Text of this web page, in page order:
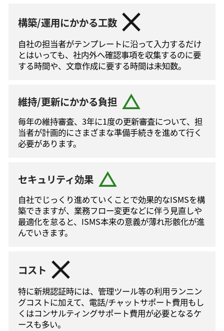
構築/運用にかかる工数
自社の担当者がテンプレートに沿って⼊⼒するだけ
とはいっても、社内外へ確認事項を収集するのに要
する時間や、文章作成に要する時間は未知数。
維持/更新にかかる負担
毎年の維持審査、3年に1度の更新審査について、担
当者が計画的にさまざまな準備手続きを進めて⾏く
必要があります。
セキュリティ効果
自社でじっくり進めていくことで効果的なISMSを構
築できますが、業務フロー変更などに伴う⾒直しや
最適化を怠ると、ISMS本来の意義が薄れ形骸化が進
んでいきます。
コスト
特に新規認証時には、管理ツール等の利⽤ランニン
グコストに加えて、電話/チャットサポート費⽤もし
くはコンサルティングサポート費⽤が必要となるケ
ースも多い。